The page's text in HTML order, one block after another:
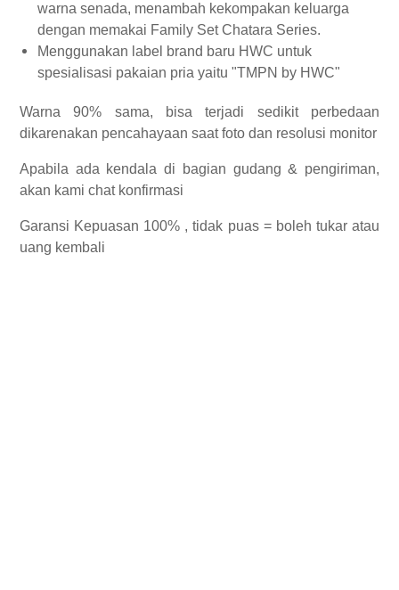
warna senada, menambah kekompakan keluarga
dengan memakai Family Set Chatara Series.
Menggunakan label brand baru HWC untuk
spesialisasi pakaian pria yaitu "TMPN by HWC"
Warna 90% sama, bisa terjadi sedikit perbedaan
dikarenakan pencahayaan saat foto dan resolusi monitor
Apabila ada kendala di bagian gudang & pengiriman,
akan kami chat konfirmasi
Garansi Kepuasan 100% , tidak puas = boleh tukar atau
uang kembali